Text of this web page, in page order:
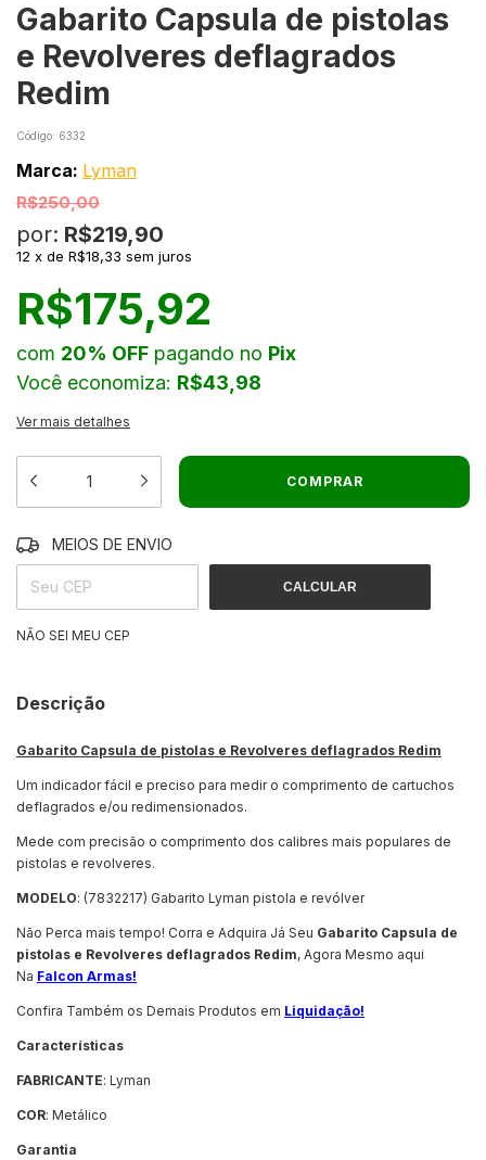
Gabarito Capsula de pistolas
e Revolveres deflagrados
Redim
Código: 6332
Marca: Lyman
R$250,00
por: R$219,90
12 x de R$18,33 sem juros
R$175,92
com 20% OFF pagando no Pix
Você economiza: R$43,98
Ver mais detalhes
MEIOS DE ENVIO
CALCULAR
NÃO SEI MEU CEP
Descrição
Gabarito Capsula de pistolas e Revolveres deflagrados Redim
Um indicador fácil e preciso para medir o comprimento de cartuchos
deflagrados e/ou redimensionados.
Mede com precisão o comprimento dos calibres mais populares de
pistolas e revolveres.
MODELO: (7832217) Gabarito Lyman pistola e revólver
Não Perca mais tempo! Corra e Adquira Já Seu Gabarito Capsula de
pistolas e Revolveres deflagrados Redim, Agora Mesmo aqui
Na Falcon Armas!
Confira Também os Demais Produtos em Liquidação!
Características
FABRICANTE: Lyman
COR: Metálico
Garantia